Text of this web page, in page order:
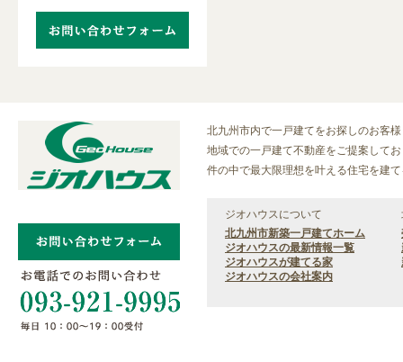
北九州市内で一戸建てをお探しのお客
地域での一戸建て不動産をご提案して
件の中で最大限理想を叶える住宅を建
ジオハウスについて
北九州市新築一戸建てホーム
ジオハウスの最新情報一覧
ジオハウスが建てる家
ジオハウスの会社案内